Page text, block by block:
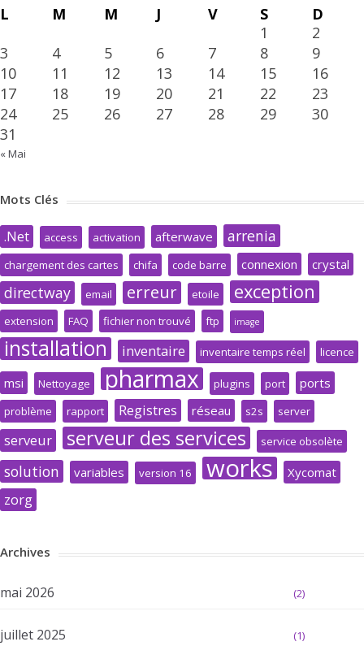
L M M J V S
D
1
2
3
4 5 6 7 8
9
10
11 12 13 14 15
16
17
18 19 20 21 22
23
24
25 26 27 28 29
30
31
« Mai
Mots Clés
.Net access activation afterwave arrenia
chargement des cartes chifa code barre connexion crystal
directway email erreur etoile exception
extension FAQ fichier non trouvé ftp image
installation inventaire inventaire temps réel licence
msi Nettoyage pharmax plugins port ports
problème rapport Registres réseau s2s server
serveur serveur des services service obsolète
solution variables version 16 works Xycomat
zorg
Archives
mai 2026 (2)
juillet 2025 (1)